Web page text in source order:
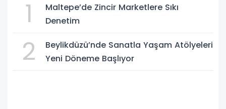
1
Maltepe’de Zincir Marketlere Sıkı
Denetim
2
Beylikdüzü’nde Sanatla Yaşam Atölyeleri
Yeni Döneme Başlıyor